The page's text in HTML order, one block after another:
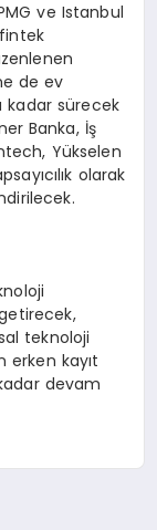
ve Istanbul
de ev
kadar sürecek
Banka, İş
Yükselen
olarak
teknoloji
erken kayıt
devam